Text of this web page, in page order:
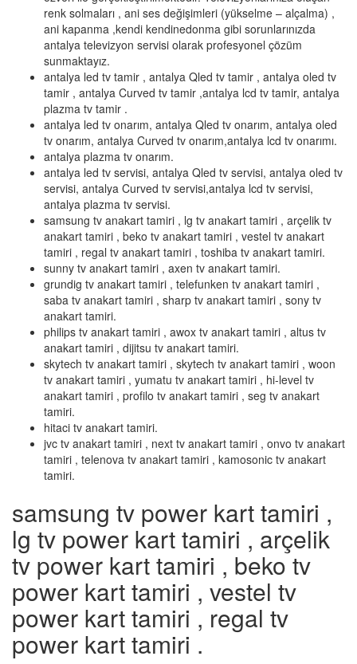
renk solmaları , ani ses değişimleri (yükselme – alçalma) ,
ani kapanma ,kendi kendinedonma gibi sorunlarınızda
antalya televizyon servisi olarak profesyonel çözüm
sunmaktayız.
antalya led tv tamir , antalya Qled tv tamir , antalya oled tv
tamir , antalya Curved tv tamir ,antalya lcd tv tamir, antalya
plazma tv tamir .
antalya led tv onarım, antalya Qled tv onarım, antalya oled
tv onarım, antalya Curved tv onarım,antalya lcd tv onarımı.
antalya plazma tv onarım.
antalya led tv servisi, antalya Qled tv servisi, antalya oled tv
servisi, antalya Curved tv servisi,antalya lcd tv servisi,
antalya plazma tv servisi.
samsung tv anakart tamiri , lg tv anakart tamiri , arçelik tv
anakart tamiri , beko tv anakart tamiri , vestel tv anakart
tamiri , regal tv anakart tamiri , toshiba tv anakart tamiri.
sunny tv anakart tamiri , axen tv anakart tamiri.
grundig tv anakart tamiri , telefunken tv anakart tamiri ,
saba tv anakart tamiri , sharp tv anakart tamiri , sony tv
anakart tamiri.
philips tv anakart tamiri , awox tv anakart tamiri , altus tv
anakart tamiri , dijitsu tv anakart tamiri.
skytech tv anakart tamiri , skytech tv anakart tamiri , woon
tv anakart tamiri , yumatu tv anakart tamiri , hi-level tv
anakart tamiri , profilo tv anakart tamiri , seg tv anakart
tamiri.
hitaci tv anakart tamiri.
jvc tv anakart tamiri , next tv anakart tamiri , onvo tv anakart
tamiri , telenova tv anakart tamiri , kamosonic tv anakart
tamiri.
samsung tv power kart tamiri ,
lg tv power kart tamiri , arçelik
tv power kart tamiri , beko tv
power kart tamiri , vestel tv
power kart tamiri , regal tv
power kart tamiri .